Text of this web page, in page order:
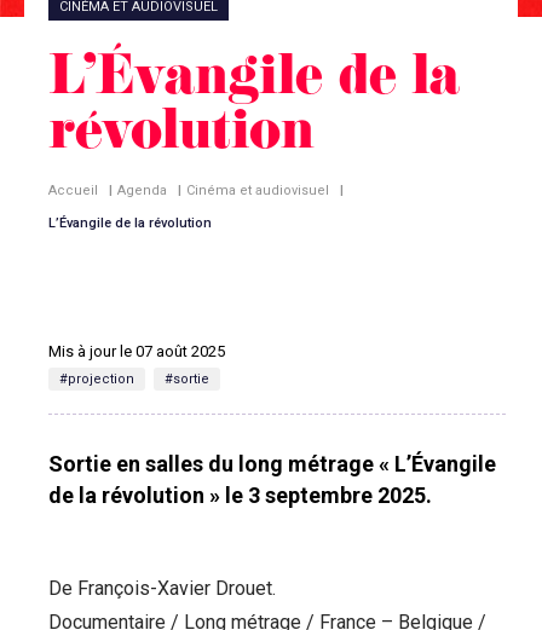
CINÉMA ET AUDIOVISUEL
L’Évangile de la
révolution
Accueil | Agenda | Cinéma et audiovisuel |
L’Évangile de la révolution
Mis à jour le 07 août 2025
#projection #sortie
Sortie en salles du long métrage « L’Évangile
de la révolution » le 3 septembre 2025.
De François-Xavier Drouet.
Documentaire / Long métrage / France – Belgique /